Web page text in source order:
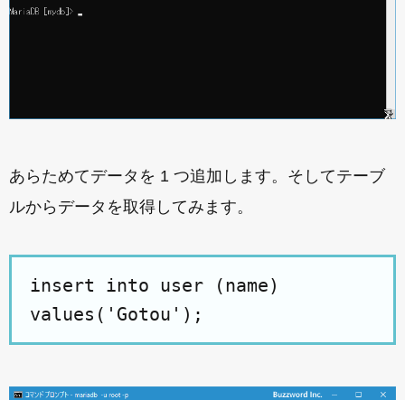
あらためてデータを 1 つ追加します。そしてテーブ
ルからデータを取得してみます。
insert into user (name)
values('Gotou');